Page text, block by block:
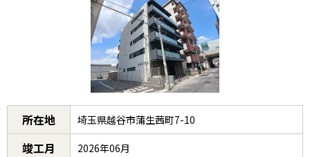
所在地 埼玉県越谷市蒲生茜町7-10
竣工月 2026年06月